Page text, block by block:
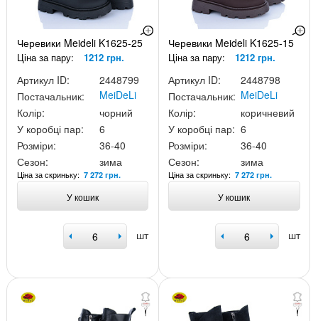
Черевики Meideli K1625-25
Ціна за пару: 1212 грн.
Артикул ID:
2448799
Постачальник:
MeiDeLi
Колір:
чорний
У коробці пар:
6
Розміри:
36-40
Сезон:
зима
Ціна за скриньку: 7 272 грн.
У кошик
шт
Черевики Meideli K1625-15
Ціна за пару: 1212 грн.
Артикул ID:
2448798
Постачальник: MeiDeLi
Колір:
коричневий
У коробці пар: 6
Розміри:
36-40
Сезон:
зима
Ціна за скриньку:7 272 грн.
У кошик
шт